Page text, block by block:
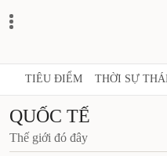
TIÊU ĐIỂM THỜI SỰ
QUỐC TẾ
Thế giới đó đây